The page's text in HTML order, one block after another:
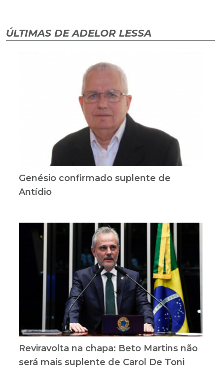
ÚLTIMAS DE ADELOR LESSA
Genésio confirmado suplente de
Antídio
Reviravolta na chapa: Beto Martins não
será mais suplente de Carol De Toni